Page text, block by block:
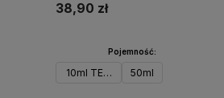
38,90 zł
Pojemność:
10ml TESTER 50ml